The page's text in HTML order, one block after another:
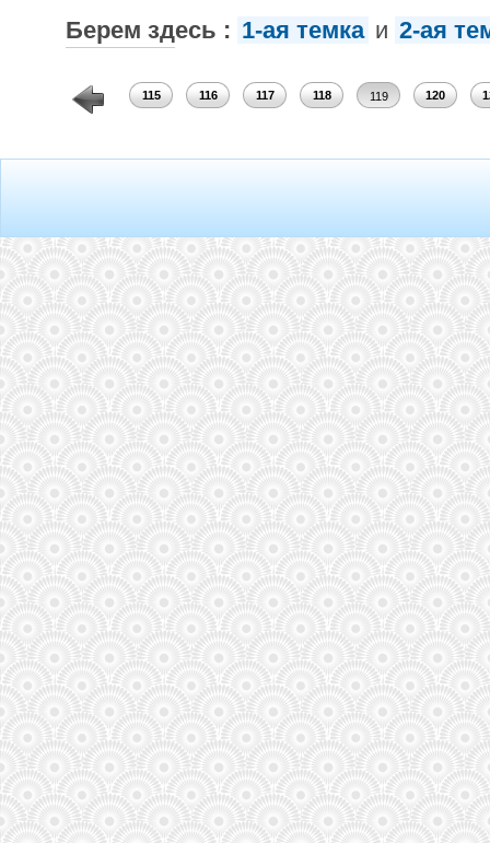
Берем здесь : 1-ая темка и 2-ая
114 115 116 117 118 119 120